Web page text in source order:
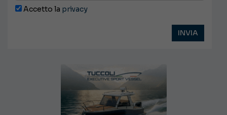
Accetto la privacy